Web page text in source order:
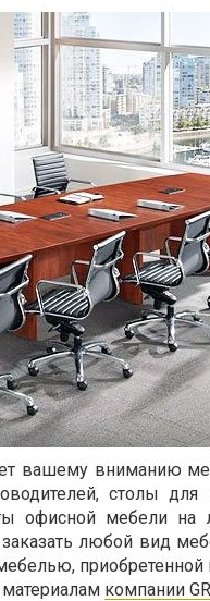
вашему вниманию
столы для
офисной мебели
любой вид
приобретенной
компании